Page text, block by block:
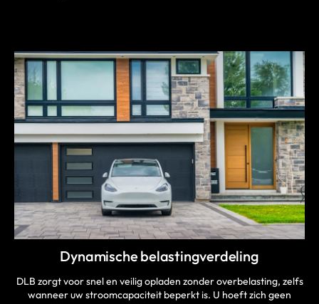
Dynamische belastingverdeling
DLB zorgt voor snel en veilig opladen zonder overbelasting, zelfs
wanneer uw stroomcapaciteit beperkt is. U hoeft zich geen